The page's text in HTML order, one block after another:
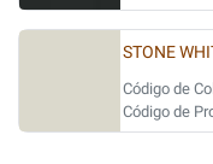
STONE
Código de
Código de